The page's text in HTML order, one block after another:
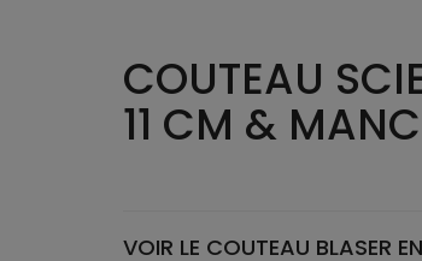
COUTEAU
11 CM &
VOIR LE COUTEAU BLASER